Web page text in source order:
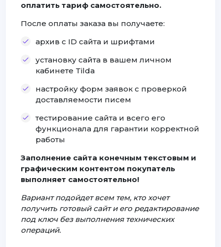
оплатить тариф самостоятельно.
После оплаты заказа вы получаете:
архив с ID сайта и шрифтами
установку сайта в вашем личном
кабинете Tilda
настройку форм заявок с проверкой
доставляемости писем
тестирование сайта и всего его
функционала для гарантии корректной
работы
Заполнение сайта конечным текстовым и
графическим контентом покупатель
выполняет самостоятельно!
Вариант подойдет всем тем, кто хочет
получить готовый сайт и его редактирование
под ключ без выполнения технических
операций.